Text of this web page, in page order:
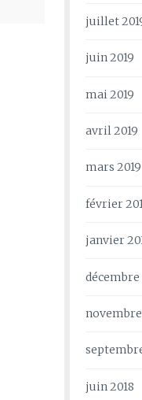
juillet
juin 2019
mai 2019
avril 2019
mars 2019
février
janvier
décembre
novembre
juin 2018